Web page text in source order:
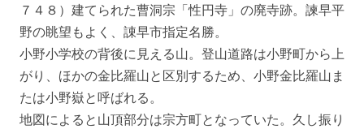
７４８）建てられた曹洞宗「性円寺」の廃寺跡。諫早平
野の眺望もよく、諌早市指定名勝。
小野小学校の背後に見える山。登山道路は小野町から上
がり、ほかの金比羅山と区別するため、小野金比羅山ま
たは小野嶽と呼ばれる。
地図によると山頂部分は宗方町となっていた。久し振り